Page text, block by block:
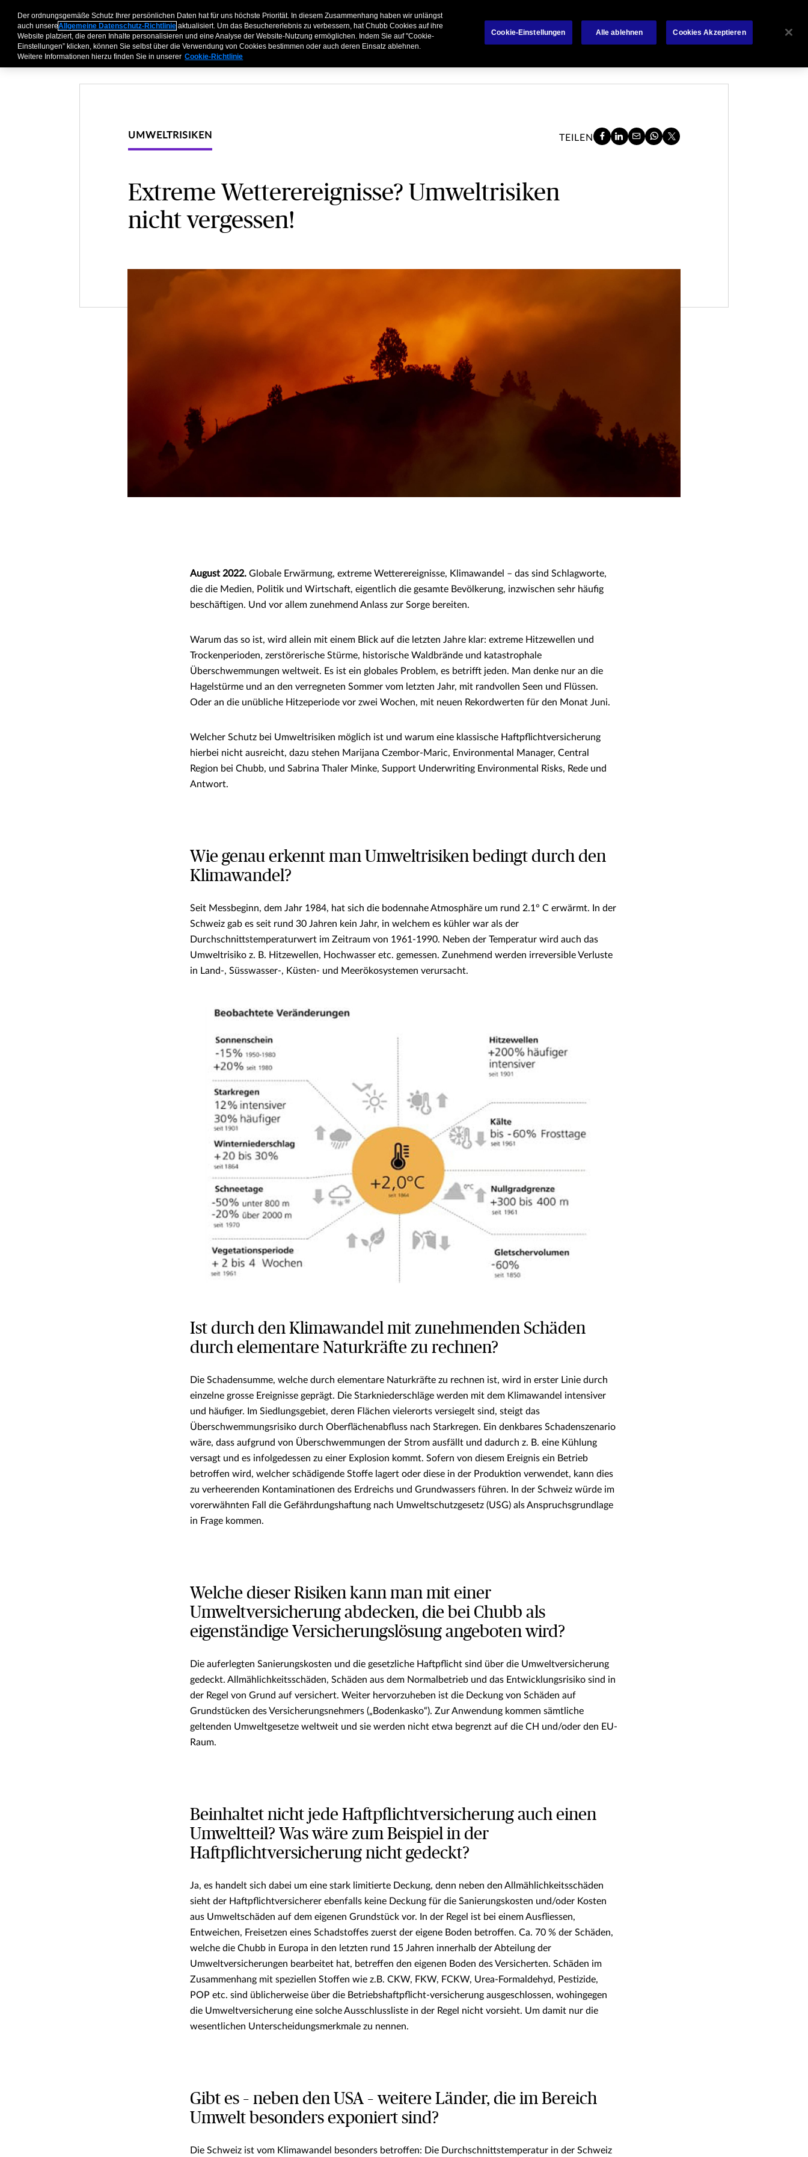
GeschäftskundenPrivatkundenGeschäftspartnerBroker Über ChubbNewsKontakt Français
UMWELTRISIKEN TEILEN
Extreme Wetterereignisse? Umweltrisiken
nicht vergessen!
August 2022. Globale Erwärmung, extreme Wetterereignisse, Klimawandel – das sind Schlagworte,
die die Medien, Politik und Wirtschaft, eigentlich die gesamte Bevölkerung, inzwischen sehr häufig
beschäftigen. Und vor allem zunehmend Anlass zur Sorge bereiten.
Warum das so ist, wird allein mit einem Blick auf die letzten Jahre klar: extreme Hitzewellen und
Trockenperioden, zerstörerische Stürme, historische Waldbrände und katastrophale
Überschwemmungen weltweit. Es ist ein globales Problem, es betrifft jeden. Man denke nur an die
Hagelstürme und an den verregneten Sommer vom letzten Jahr, mit randvollen Seen und Flüssen.
Oder an die unübliche Hitzeperiode vor zwei Wochen, mit neuen Rekordwerten für den Monat Juni.
Welcher Schutz bei Umweltrisiken möglich ist und warum eine klassische Haftpflichtversicherung
hierbei nicht ausreicht, dazu stehen Marijana Czembor-Maric, Environmental Manager, Central
Region bei Chubb, und Sabrina Thaler Minke, Support Underwriting Environmental Risks, Rede und
Antwort.
Wie genau erkennt man Umweltrisiken bedingt durch den
Klimawandel?
Seit Messbeginn, dem Jahr 1984, hat sich die bodennahe Atmosphäre um rund 2.1° C erwärmt. In der
Schweiz gab es seit rund 30 Jahren kein Jahr, in welchem es kühler war als der
Durchschnittstemperaturwert im Zeitraum von 1961-1990. Neben der Temperatur wird auch das
Umweltrisiko z. B. Hitzewellen, Hochwasser etc. gemessen. Zunehmend werden irreversible Verluste
in Land-, Süsswasser-, Küsten- und Meerökosystemen verursacht.
Ist durch den Klimawandel mit zunehmenden Schäden
durch elementare Naturkräfte zu rechnen?
Die Schadensumme, welche durch elementare Naturkräfte zu rechnen ist, wird in erster Linie durch
einzelne grosse Ereignisse geprägt. Die Starkniederschläge werden mit dem Klimawandel intensiver
und häufiger. Im Siedlungsgebiet, deren Flächen vielerorts versiegelt sind, steigt das
Überschwemmungsrisiko durch Oberflächenabfluss nach Starkregen. Ein denkbares Schadenszenario
wäre, dass aufgrund von Überschwemmungen der Strom ausfällt und dadurch z. B. eine Kühlung
versagt und es infolgedessen zu einer Explosion kommt. Sofern von diesem Ereignis ein Betrieb
betroffen wird, welcher schädigende Stoffe lagert oder diese in der Produktion verwendet, kann dies
zu verheerenden Kontaminationen des Erdreichs und Grundwassers führen. In der Schweiz würde im
vorerwähnten Fall die Gefährdungshaftung nach Umweltschutzgesetz (USG) als Anspruchsgrundlage
in Frage kommen.
Welche dieser Risiken kann man mit einer
Umweltversicherung abdecken, die bei Chubb als
eigenständige Versicherungslösung angeboten wird?
Die auferlegten Sanierungskosten und die gesetzliche Haftpflicht sind über die Umweltversicherung
gedeckt. Allmählichkeitsschäden, Schäden aus dem Normalbetrieb und das Entwicklungsrisiko sind in
der Regel von Grund auf versichert. Weiter hervorzuheben ist die Deckung von Schäden auf
Grundstücken des Versicherungsnehmers („Bodenkasko“). Zur Anwendung kommen sämtliche
geltenden Umweltgesetze weltweit und sie werden nicht etwa begrenzt auf die CH und/oder den EU-
Raum.
Beinhaltet nicht jede Haftpflichtversicherung auch einen
Umweltteil? Was wäre zum Beispiel in der
Haftpflichtversicherung nicht gedeckt?
Ja, es handelt sich dabei um eine stark limitierte Deckung, denn neben den Allmählichkeitsschäden
sieht der Haftpflichtversicherer ebenfalls keine Deckung für die Sanierungskosten und/oder Kosten
aus Umweltschäden auf dem eigenen Grundstück vor. In der Regel ist bei einem Ausfliessen,
Entweichen, Freisetzen eines Schadstoffes zuerst der eigene Boden betroffen. Ca. 70 % der Schäden,
welche die Chubb in Europa in den letzten rund 15 Jahren innerhalb der Abteilung der
Umweltversicherungen bearbeitet hat, betreffen den eigenen Boden des Versicherten. Schäden im
Zusammenhang mit speziellen Stoffen wie z.B. CKW, FKW, FCKW, Urea-Formaldehyd, Pestizide,
POP etc. sind üblicherweise über die Betriebshaftpflicht-versicherung ausgeschlossen, wohingegen
die Umweltversicherung eine solche Ausschlussliste in der Regel nicht vorsieht. Um damit nur die
wesentlichen Unterscheidungsmerkmale zu nennen.
Gibt es – neben den USA – weitere Länder, die im Bereich
Umwelt besonders exponiert sind?
Die Schweiz ist vom Klimawandel besonders betroffen: Die Durchschnittstemperatur in der Schweiz
Der ordnungsgemäße Schutz Ihrer persönlichen Daten hat für uns höchste Priorität. In diesem Zusammenhang haben wir unlängst
auch unsereAllgemeine Datenschutz-Richtlinie aktualisiert. Um das Besuchererlebnis zu verbessern, hat Chubb Cookies auf ihre
Website platziert, die deren Inhalte personalisieren und eine Analyse der Website-Nutzung ermöglichen. Indem Sie auf "Cookie-
Einstellungen” klicken, können Sie selbst über die Verwendung von Cookies bestimmen oder auch deren Einsatz ablehnen.
Weitere Informationen hierzu finden Sie in unserer Cookie-Richtlinie
Cookie-Einstellungen Alle ablehnen Cookies Akzeptieren